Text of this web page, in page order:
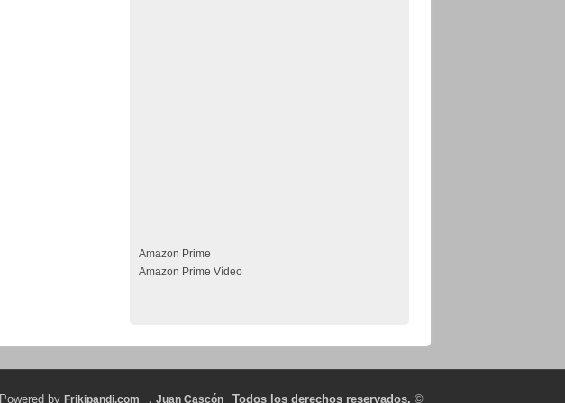
Amazon Prime
Amazon Prime Vídeo
Powered by Frikipandi.com . Juan Cascón Todos los derechos reservados. ©